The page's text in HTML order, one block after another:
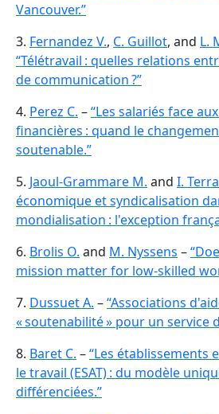
Vancouver.”
3. Fernandez V., C. Guillot, and L.
“Télétravail : quelles relations
de communication ?”
4. Perez C. –“Les salariés face
financières : quand le
soutenable.”
5. Jaoul-Grammare M. and I.
économique et syndicalisation
mondialisation : l'exception
6. Brolis O. and M. Nyssens –
mission matter for low-skilled
7. Dussuet A. –“Associations
« soutenabilité » pour un service
8. Baret C. –“Les établissements
le travail (ESAT) : du modèle
différenciées.”